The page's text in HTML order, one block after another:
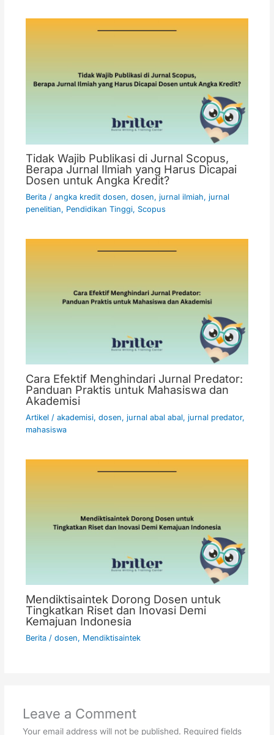
Tidak Wajib Publikasi di Jurnal Scopus,
Berapa Jurnal Ilmiah yang Harus Dicapai
Dosen untuk Angka Kredit?
Berita/ angka kredit dosen, dosen, jurnal ilmiah, jurnal
penelitian, Pendidikan Tinggi, Scopus
Cara Efektif Menghindari Jurnal Predator:
Panduan Praktis untuk Mahasiswa dan
Akademisi
Artikel / akademisi, dosen, jurnal abal abal, jurnal predator,
mahasiswa
Mendiktisaintek Dorong Dosen untuk
Tingkatkan Riset dan Inovasi Demi
Kemajuan Indonesia
Berita/ dosen, Mendiktisaintek
Leave a Comment
Your email address will not be published. Required fields